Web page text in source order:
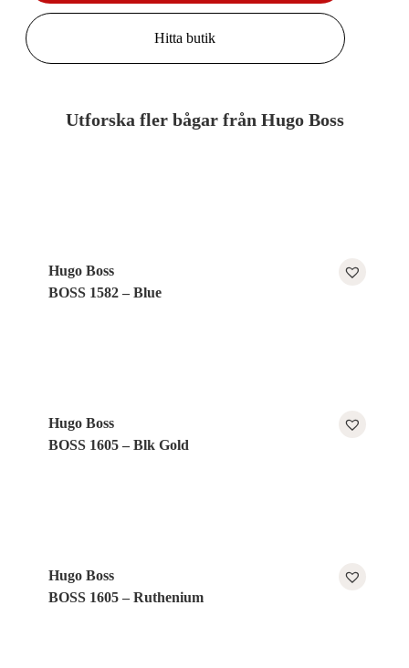
Hitta butik
Utforska fler bågar från Hugo Boss
Hugo Boss
BOSS 1582 – Blue
Hugo Boss
BOSS 1605 – Blk Gold
Hugo Boss
BOSS 1605 – Ruthenium